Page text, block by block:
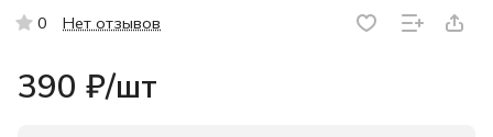
0 Нет отзывов
390 ₽/шт